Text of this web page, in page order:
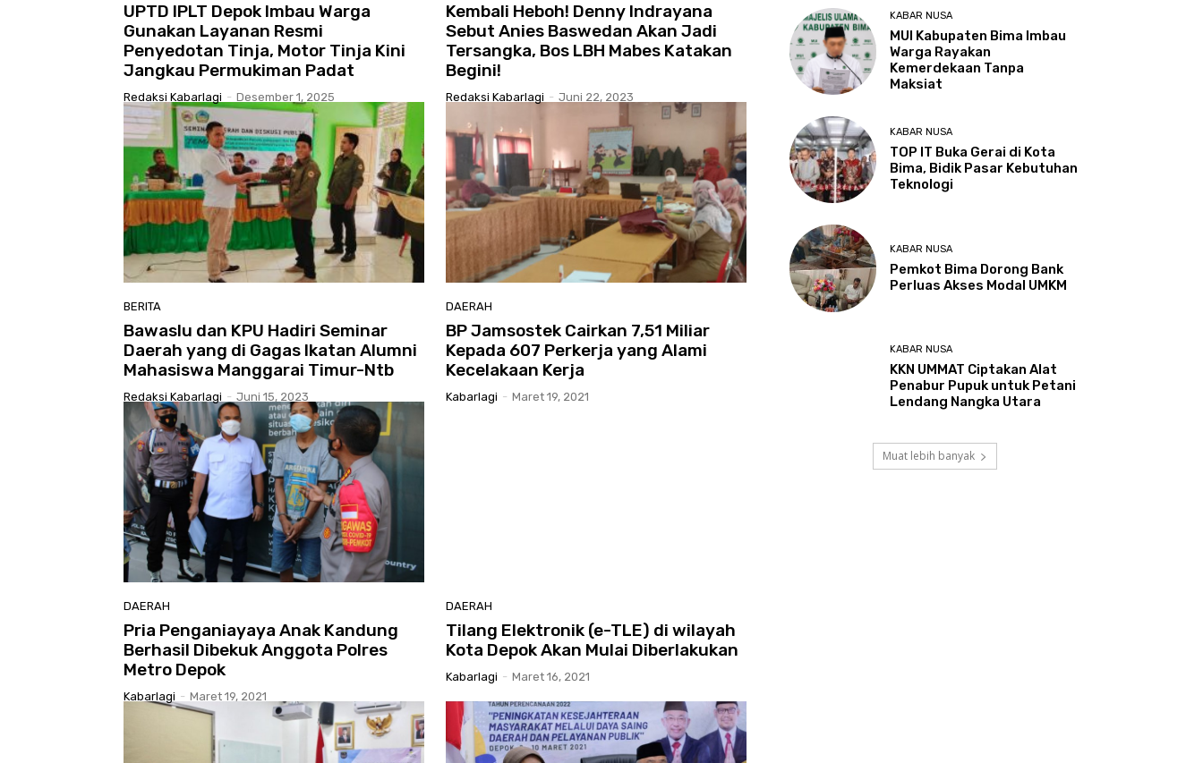
UPTD IPLT Depok Imbau Warga
Gunakan Layanan Resmi
Penyedotan Tinja, Motor Tinja Kini
Jangkau Permukiman Padat
Redaksi Kabarlagi - Desember 1, 2025
Kembali Heboh! Denny Indrayana
Sebut Anies Baswedan Akan Jadi
Tersangka, Bos LBH Mabes Katakan
Begini!
Redaksi Kabarlagi - Juni 22, 2023
BERITA
Bawaslu dan KPU Hadiri Seminar
Daerah yang di Gagas Ikatan Alumni
Mahasiswa Manggarai Timur-Ntb
Redaksi Kabarlagi - Juni 15, 2023
DAERAH
BP Jamsostek Cairkan 7,51 Miliar
Kepada 607 Perkerja yang Alami
Kecelakaan Kerja
Kabarlagi - Maret 19, 2021
DAERAH
Pria Penganiayaya Anak Kandung
Berhasil Dibekuk Anggota Polres
Metro Depok
Kabarlagi - Maret 19, 2021
DAERAH
Tilang Elektronik (e-TLE) di wilayah
Kota Depok Akan Mulai Diberlakukan
Kabarlagi - Maret 16, 2021
KABAR NUSA
MUI Kabupaten Bima Imbau
Warga Rayakan
Kemerdekaan Tanpa
Maksiat
KABAR NUSA
TOP IT Buka Gerai di Kota
Bima, Bidik Pasar Kebutuhan
Teknologi
KABAR NUSA
Pemkot Bima Dorong Bank
Perluas Akses Modal UMKM
KABAR NUSA
KKN UMMAT Ciptakan Alat
Penabur Pupuk untuk Petani
Lendang Nangka Utara
Muat lebih banyak